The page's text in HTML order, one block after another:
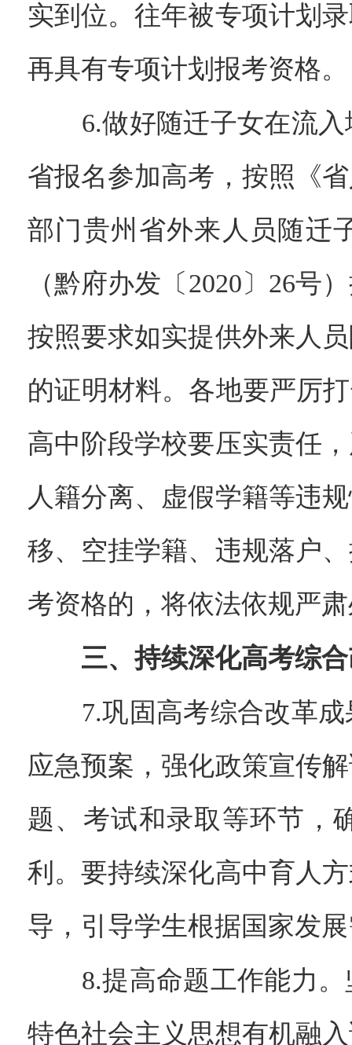
实到位。往年被专项计划
再具有专项计划报考资格。
6.做好随迁子女在流入
省报名参加高考，按照《
部门贵州省外来人员随迁
（黔府办发〔2020〕26号
按照要求如实提供外来人
的证明材料。各地要严厉
高中阶段学校要压实责任
人籍分离、虚假学籍等违
移、空挂学籍、违规落户
考资格的，将依法依规严
三、持续深化高考综合
7.巩固高考综合改革成
应急预案，强化政策宣传
题、考试和录取等环节，
利。要持续深化高中育人
导，引导学生根据国家发
8.提高命题工作能力。
特色社会主义思想有机融